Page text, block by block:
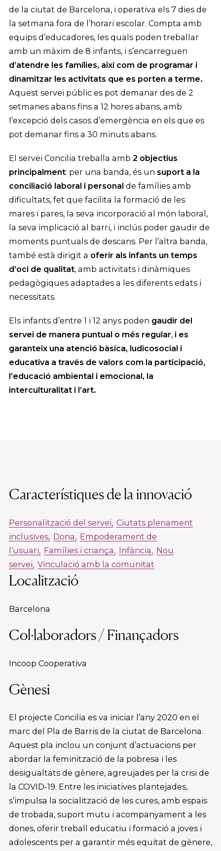
de la ciutat de Barcelona, i operativa els 7 dies de
la setmana fora de l’horari escolar. Compta amb
equips d’educadores, les quals poden treballar
amb un màxim de 8 infants, i s’encarreguen
d’atendre les famílies, així com de programar i
dinamitzar les activitats que es porten a terme.
Aquest servei públic es pot demanar des de 2
setmanes abans fins a 12 hores abans, amb
l’excepció dels casos d’emergència en els que es
pot demanar fins a 30 minuts abans.
El servei Concilia treballa amb 2 objectius
principalment: per una banda, és un suport a la
conciliació laboral i personal de famílies amb
dificultats, fet que facilita la formació de les
mares i pares, la seva incorporació al món laboral,
la seva implicació al barri, i inclús poder gaudir de
moments puntuals de descans. Per l’altra banda,
també està dirigit a oferir als infants un temps
d’oci de qualitat, amb activitats i dinàmiques
pedagògiques adaptades a les diferents edats i
necessitats.
Els infants d’entre 1 i 12 anys poden gaudir del
servei de manera puntual o més regular, i es
garanteix una atenció bàsica, ludicosocial i
educativa a través de valors com la participació,
l’educació ambiental i emocional, la
interculturalitat i l’art.
Característiques de la innovació
Personalització del servei Ciutats plenament
inclusives Dona
Empoderament de
l’usuari Famílies i criança Infància
Nou
servei Vinculació amb la comunitat
Localització
Barcelona
Col·laboradors / Finançadors
Incoop Cooperativa
Gènesi
El projecte Concilia es va iniciar l’any 2020 en el
marc del Pla de Barris de la ciutat de Barcelona.
Aquest pla inclou un conjunt d’actuacions per
abordar la feminització de la pobresa i les
desigualtats de gènere, agreujades per la crisi de
la COVID-19. Entre les iniciatives plantejades,
s’impulsa la socialització de les cures, amb espais
de trobada, suport mutu i acompanyament a les
dones, oferir treball educatiu i formació a joves i
adolescents per a garantir més equitat de gènere,